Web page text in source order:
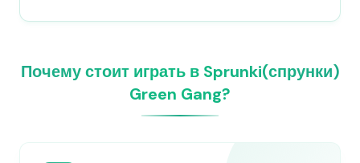
Почему стоит играть в Sprunki(спрунки)
Green Gang?